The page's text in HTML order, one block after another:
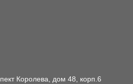
Королева, дом 48, корп.6